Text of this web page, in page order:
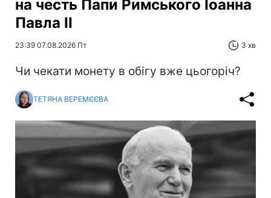
на честь Папи Римського Іоанна
Павла II
23:39 07.08.2026 Пт 3 хв
Чи чекати монету в обігу вже цьогоріч?
ТЕТЯНА ВЕРЕМЄЄВА